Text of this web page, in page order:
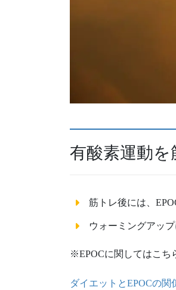
有酸素運動
筋トレ後には、
ウォーミングアッ
※EPOCに関してはこち
ダイエットとEPOCの関